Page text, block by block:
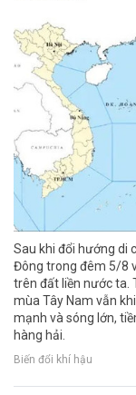
Sau khi đổi hướng di
Đông trong đêm 5/8
trên đất liền nước ta.
mùa Tây Nam vẫn
mạnh và sóng lớn,
hàng hải.
Biến đổi khí hậu